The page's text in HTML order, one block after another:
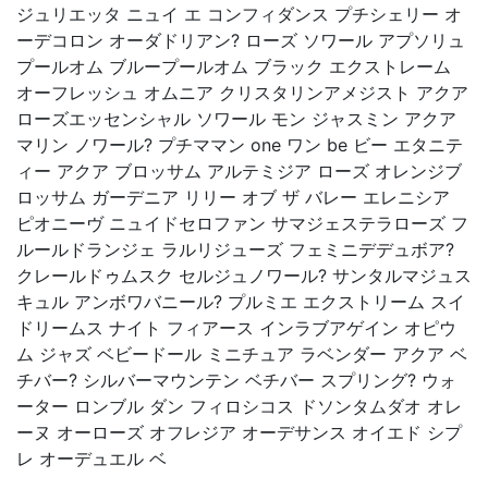
ジュリエッタ ニュイ エ コンフィダンス プチシェリー オ
ーデコロン オーダドリアン? ローズ ソワール アプソリュ
プールオム ブループールオム ブラック エクストレーム
オーフレッシュ オムニア クリスタリンアメジスト アクア
ローズエッセンシャル ソワール モン ジャスミン アクア
マリン ノワール? プチママン one ワン be ビー エタニテ
ィー アクア ブロッサム アルテミジア ローズ オレンジブ
ロッサム ガーデニア リリー オブ ザ バレー エレニシア
ピオニーヴ ニュイドセロファン サマジェステラローズ フ
ルールドランジェ ラルリジューズ フェミニデデュボア?
クレールドゥムスク セルジュノワール? サンタルマジュス
キュル アンボワバニール? プルミエ エクストリーム スイ
ドリームス ナイト フィアース インラブアゲイン オピウ
ム ジャズ ベビードール ミニチュア ラベンダー アクア ベ
チバー? シルバーマウンテン ベチバー スプリング? ウォ
ーター ロンブル ダン フィロシコス ドソンタムダオ オレ
ーヌ オーローズ オフレジア オーデサンス オイエド シプ
レ オーデュエル ベ